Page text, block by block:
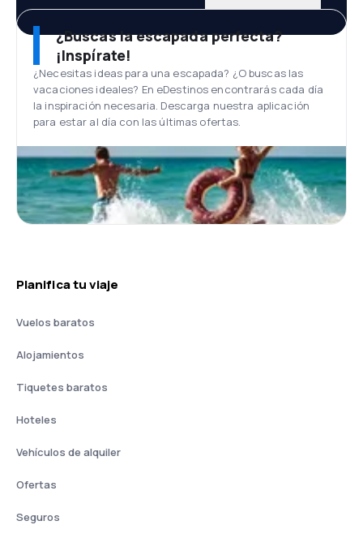
¿Buscas la escapada perfecta?
¡Inspírate!
¿Necesitas ideas para una escapada? ¿O buscas las
vacaciones ideales? En eDestinos encontrarás cada día
la inspiración necesaria. Descarga nuestra aplicación
para estar al día con las últimas ofertas.
Planifica tu viaje
Vuelos baratos
Alojamientos
Tiquetes baratos
Hoteles
Vehículos de alquiler
Ofertas
Seguros